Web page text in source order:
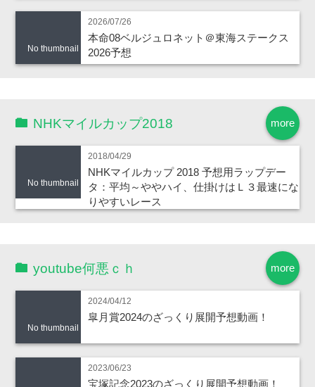
No thumbnail
2026/07/26
本命08ベルジュロネット＠東海ステークス
2026予想
more
NHKマイルカップ2018
No thumbnail
2018/04/29
NHKマイルカップ 2018 予想用ラップデー
タ：平均～ややハイ、仕掛けはＬ３最速にな
りやすいレース
more
youtube何悪ｃｈ
No thumbnail
2024/04/12
皐月賞2024のざっくり展開予想動画！
2023/06/23
宝塚記念2023のざっくり展開予想動画！